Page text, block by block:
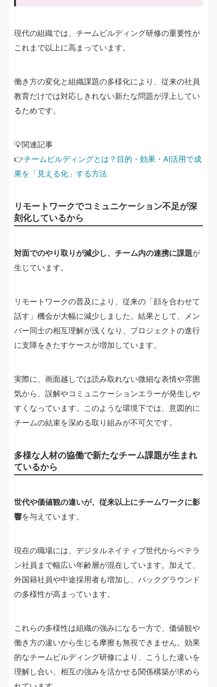
現代の組織では、チームビルディング研修の重要性が
これまで以上に高まっています。
働き方の変化と組織課題の多様化により、従来の社員
教育だけでは対応しきれない新たな問題が浮上してい
るためです。
💡関連記事
👉チームビルディングとは？目的・効果・AI活用で成
果を「見える化」する方法
リモートワークでコミュニケーション不足が深
刻化しているから
対面でのやり取りが減少し、チーム内の連携に課題が
生じています。
リモートワークの普及により、従来の「顔を合わせて
話す」機会が大幅に減少しました。結果として、メン
バー同士の相互理解が浅くなり、プロジェクトの進行
に支障をきたすケースが増加しています。
実際に、画面越しでは読み取れない微細な表情や雰囲
気から、誤解やコミュニケーションエラーが発生しや
すくなっています。このような環境下では、意図的に
チームの結束を深める取り組みが不可欠です。
多様な人材の協働で新たなチーム課題が生まれ
ているから
世代や価値観の違いが、従来以上にチームワークに影
響を与えています。
現在の職場には、デジタルネイティブ世代からベテラ
ン社員まで幅広い年齢層が混在しています。加えて、
外国籍社員や中途採用者も増加し、バックグラウンド
の多様性が高まっています。
これらの多様性は組織の強みになる一方で、価値観や
働き方の違いから生じる摩擦も無視できません。効果
的なチームビルディング研修により、こうした違いを
理解し合い、相互の強みを活かせる関係構築が求めら